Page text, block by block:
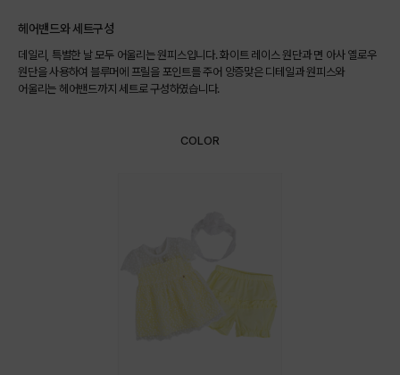
헤어밴드와 세트구성
데일리, 특별한 날 모두 어울리는 원피스입니다. 화이트 레이스 원단과 면 아사 옐로우
원단을 사용하여 블루머에 프릴을 포인트를 주어 앙증맞은 디테일과 원피스와
어울리는 헤어밴드까지 세트로 구성하였습니다.
COLOR